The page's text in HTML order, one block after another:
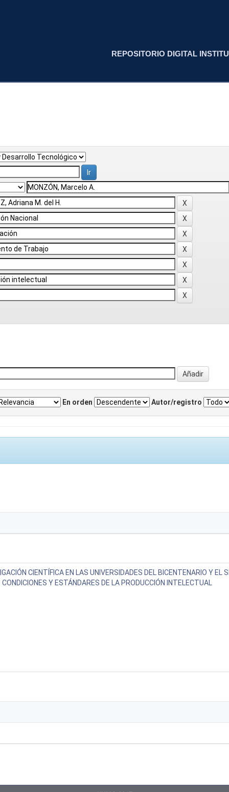
REPOSITORIO DIGITAL
En orden Autor/registro
CIENTÍFICA EN LAS UNIVERSIDADES DEL BICENTENARIO Y EL
CONDICIONES Y ESTÁNDARES DE LA PRODUCCIÓN INTELECTUAL